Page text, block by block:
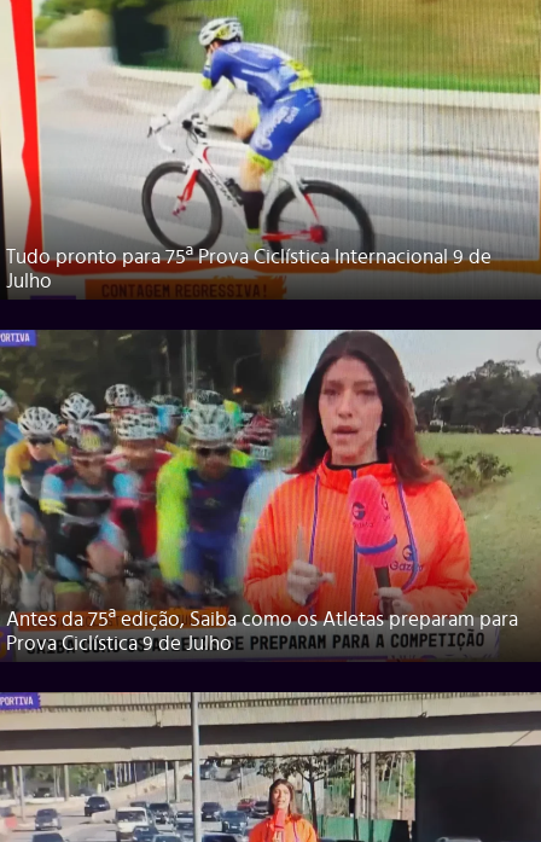
Tudo pronto para 75ª Prova Ciclística Internacional 9 de
Julho
Antes da 75ª edição, Saiba como os Atletas preparam para
Prova Ciclística 9 de Julho